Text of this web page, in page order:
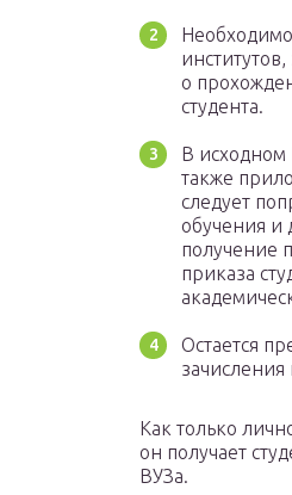
о
студента.
В исходном
также
следует
обучения и
получение
приказа
Остается
зачисления
Как только
он получает
ВУЗа.